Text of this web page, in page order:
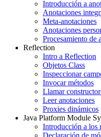
Introducción a
Anotaciones
Meta-anotaciones
Anotaciones
Procesamiento de
Reflection
Intro a Reflection
Objetos Class
Inspeccionar
Invocar métodos
Llamar
Leer anotaciones
Proxies dinámicos
Java Platform Module
Introducción a los
Declaración de